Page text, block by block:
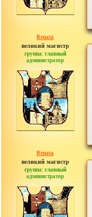
Renata
великий магистр
группа: главный
администратор
сообщений: 2765
Renata
великий магистр
группа: главный
администратор
сообщений: 2765